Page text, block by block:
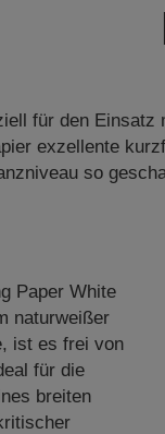
für den Einsatz
exzellente
so
Paper White
naturweißer
ist es frei von
für die
breiten